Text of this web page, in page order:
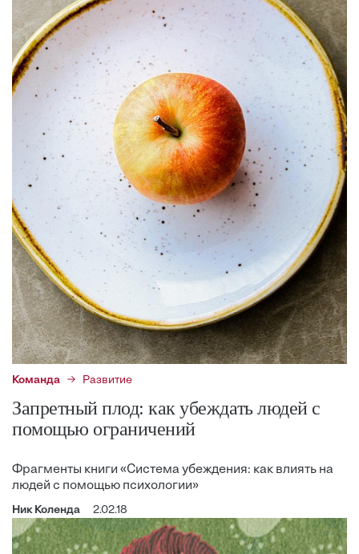
Команда Развитие
Запретный плод: как убеждать людей с
помощью ограничений
Фрагменты книги «Система убеждения: как влиять на
людей с помощью психологии»
Ник Коленда 2.02.18